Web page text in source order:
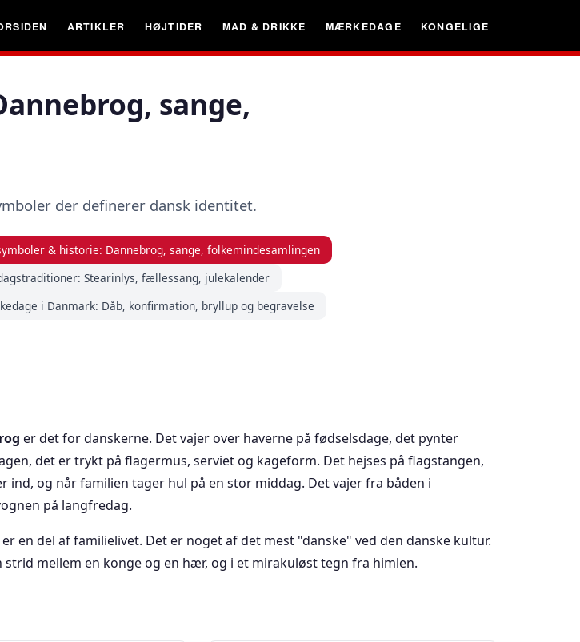
ARTIKLER HØJTIDER MAD & DRIKKE MÆRKEDAGE KONGELIGE
sange,
der definerer dansk identitet.
& historie: Dannebrog, sange, folkemindesamlingen
Stearinlys, fællessang, julekalender
i Danmark: Dåb, konfirmation, bryllup og begravelse
er det for danskerne. Det vajer over haverne på fødselsdage, det pynter
det er trykt på flagermus, serviet og kageform. Det hejses på flagstangen,
ind, og når familien tager hul på en stor middag. Det vajer fra båden i
på langfredag.
en del af familielivet. Det er noget af det mest "danske" ved den danske kultur.
mellem en konge og en hær, og i et mirakuløst tegn fra himlen.